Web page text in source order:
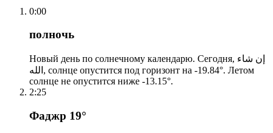
0:00
полночь
Новый день по солнечному календарю. Сегодня, إن شاء
الله, солнце опустится под горизонт на -19.84°. Летом
солнце не опустится ниже -13.15°.
2:25
Фаджр 19°